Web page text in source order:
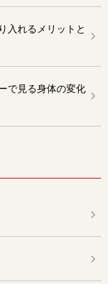
入れるメリットと
で見る身体の変化